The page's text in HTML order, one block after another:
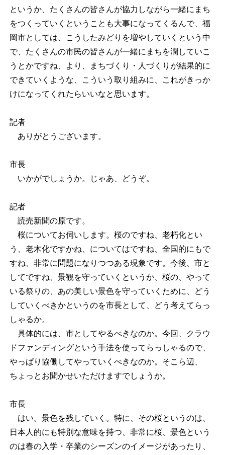
というか、たくさんの皆さんが協力しながら一緒にまち
をつくっていくということも大事になってくるんで、福
岡市としては、こうしたみどりを増やしていくという中
で、たくさんの市民の皆さんが一緒にまちを潤していこ
うとかですね、より、まちづくり・人づくりが結果的に
できていくような、こういう取り組みに、これがきっか
けになってくれたらいいなと思います。
記者
ありがとうございます。
市長
いかがでしょうか。じゃあ、どうぞ。
記者
読売新聞の原です。
桜についてお伺いします。桜のですね、老朽化とい
う、老木化ですかね、についてはですね、全国的にもで
すね、非常に問題になりつつある現象です。今後、市と
してですね、景観を守っていくというか、桜の、やって
いる祭りの、あの美しい景色を守っていくために、どう
していくべきかというのを市長として、どう考えてらっ
しゃるか。
具体的には、市としてやるべきなのか。今回、クラウ
ドファンディングという手法を使ってらっしゃるので、
やっぱり協働してやっていくべきなのか。そこら辺、
ちょっとお聞かせいただけますでしょうか。
市長
はい。景色を残していく。特に、その桜というのは、
日本人的にも特別な意味を持つ、非常に桜、景色という
のは春の入学・卒業のシーズンのイメージがあったり、